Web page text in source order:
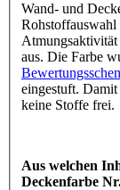
Wand- und
Rohstoffauswahl
aus. Die Farbe
eingestuft. Damit
keine Stoffe frei.
Aus welchen
Deckenfarbe